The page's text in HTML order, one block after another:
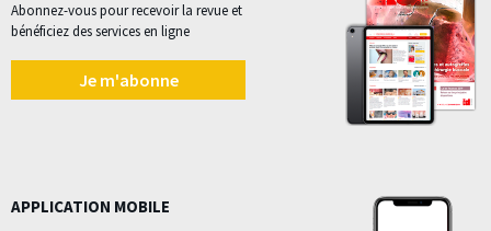
Abonnez-vous pour recevoir la revue et
bénéficiez des services en ligne
Je m'abonne
APPLICATION MOBILE